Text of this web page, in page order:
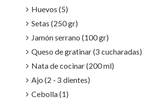
Huevos (5)
Setas (250 gr)
Jamón serrano (100 gr)
Queso de gratinar (3 cucharadas)
Nata de cocinar (200 ml)
Ajo (2 - 3 dientes)
Cebolla (1)